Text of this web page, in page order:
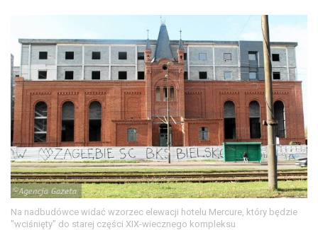
Na nadbudówce widać wzorzec elewacji hotelu Mercure, który będzie
"wciśnięty" do starej części XIX-wiecznego kompleksu